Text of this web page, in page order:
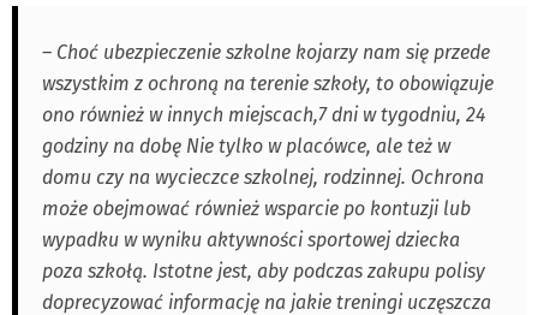
– Choć ubezpieczenie szkolne kojarzy nam się przede
wszystkim z ochroną na terenie szkoły, to obowiązuje
ono również w innych miejscach,7 dni w tygodniu, 24
godziny na dobę Nie tylko w placówce, ale też w
domu czy na wycieczce szkolnej, rodzinnej. Ochrona
może obejmować również wsparcie po kontuzji lub
wypadku w wyniku aktywności sportowej dziecka
poza szkołą. Istotne jest, aby podczas zakupu polisy
doprecyzować informację na jakie treningi uczęszcza